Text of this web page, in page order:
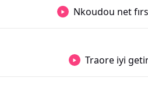
Nkoudou net
Traore iyi